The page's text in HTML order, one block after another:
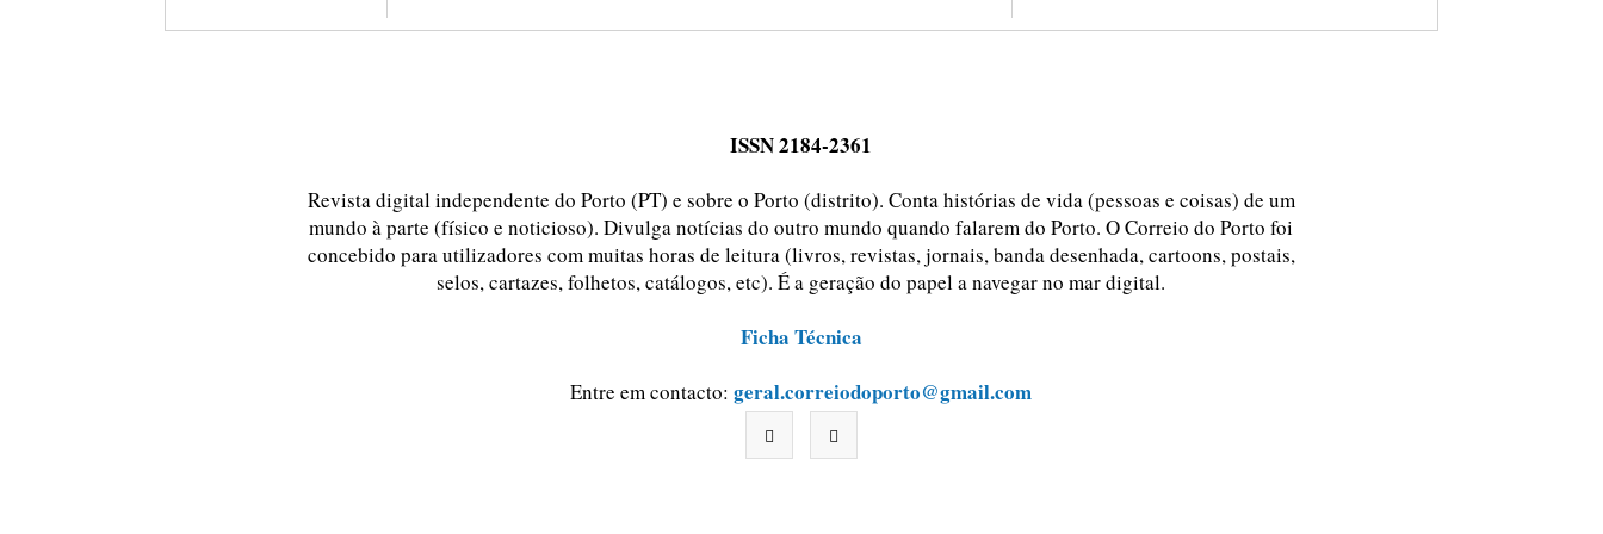
ISSN 2184-2361
Revista digital independente do Porto (PT) e sobre o Porto (distrito). Conta histórias de vida (pessoas e coisas) de um
mundo à parte (físico e noticioso). Divulga notícias do outro mundo quando falarem do Porto. O Correio do Porto foi
concebido para utilizadores com muitas horas de leitura (livros, revistas, jornais, banda desenhada, cartoons, postais,
selos, cartazes, folhetos, catálogos, etc). É a geração do papel a navegar no mar digital.
Ficha Técnica
Entre em contacto:geral.correiodoporto@gmail.com